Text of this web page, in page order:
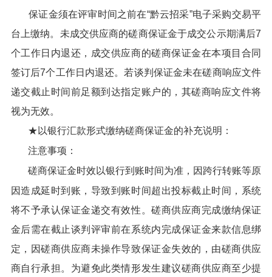
保证金须在评审时间之前在“黔云招采”电子采购交易平
台上缴纳。未成交供应商的磋商保证金于成交公示期满后7
个工作日内退还，成交供应商的磋商保证金在本项目合同
签订后7个工作日内退还。若谈判保证金未在磋商响应文件
递交截止时间前足额到达指定账户的，其磋商响应文件将
视为无效。
★以银行汇款形式缴纳磋商保证金的补充说明：
注意事项：
磋商保证金时效以银行到账时间为准，因跨行转账等原
因造成延时到账，导致到账时间超出投标截止时间，系统
将不予承认保证金递交有效性。磋商供应商完成缴纳保证
金后需在截止谈判评审前在系统内完成保证金来款信息绑
定，因磋商供应商未操作导致保证金失效的，由磋商供应
商自行承担。为避免此类情形发生建议磋商供应商至少提